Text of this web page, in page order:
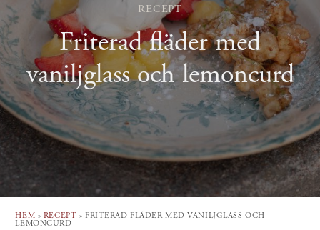
RECEPT
Friterad fläder med
vaniljglass och lemoncurd
HEM » RECEPT » FRITERAD FLÄDER MED VANILJGLASS OCH
LEMONCURD